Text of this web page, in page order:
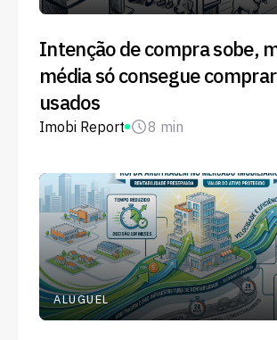
Intenção de compra sobe,
média só consegue
usados
Imobi Report 8 min
ALUGUEL